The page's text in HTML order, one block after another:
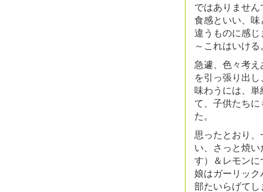
ではありません
食感といい、
違うものに感じ
～これはいけ
急遽、色々考
を引っ張り出
味わうには、
て、子供たち
た。
思ったとおり
い、さっと焼
す）＆レモン
娘はガーリッ
部たいらげてし